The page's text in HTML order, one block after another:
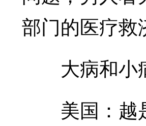
部门的医疗救
大病和小
美国：越是